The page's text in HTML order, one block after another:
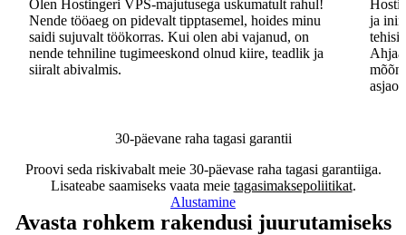
Olen Hostingeri VPS-majutusega uskumatult rahul!
Nende tööaeg on pidevalt tipptasemel, hoides minu
saidi sujuvalt töökorras. Kui olen abi vajanud, on
nende tehniline tugimeeskond olnud kiire, teadlik ja
siiralt abivalmis.
ja
30-päevane raha tagasi garantii
Proovi seda riskivabalt meie 30-päevase raha tagasi garantiiga.
Lisateabe saamiseks vaata meie tagasimaksepoliitikat.
Alustamine
Avasta rohkem rakendusi juurutamiseks